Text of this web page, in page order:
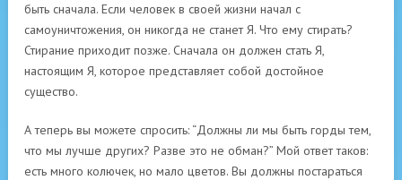
быть сначала. Если человек в своей жизни начал с
самоуничтожения, он никогда не станет Я. Что ему стирать?
Стирание приходит позже. Сначала он должен стать Я,
настоящим Я, которое представляет собой достойное
существо.
А теперь вы можете спросить: “Должны ли мы быть горды тем,
что мы лучше других? Разве это не обман?” Мой ответ таков:
есть много колючек, но мало цветов. Вы должны постараться